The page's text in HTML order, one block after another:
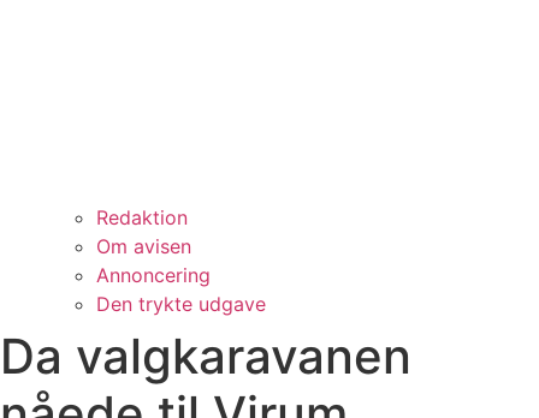
Redaktion
Om avisen
Annoncering
Den trykte udgave
Da valgkaravanen